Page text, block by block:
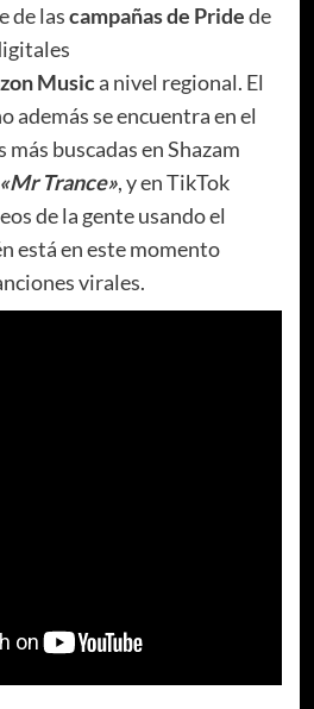
de lascampañas de Pridede
Musica nivel regional. El
además se encuentra en el
más buscadas en Shazam
«Mr Trance», y en TikTok
de la gente usando el
está en este momento
virales.